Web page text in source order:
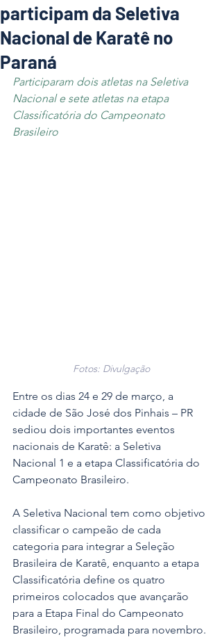
participam da Seletiva
Nacional de Karatê no
Paraná
Participaram dois atletas na Seletiva
Nacional e sete atletas na etapa
Classificatória do Campeonato
Brasileiro
Fotos: Divulgação
Entre os dias 24 e 29 de março, a
cidade de São José dos Pinhais – PR
sediou dois importantes eventos
nacionais de Karatê: a Seletiva
Nacional 1 e a etapa Classificatória do
Campeonato Brasileiro.
A Seletiva Nacional tem como objetivo
classificar o campeão de cada
categoria para integrar a Seleção
Brasileira de Karatê, enquanto a etapa
Classificatória define os quatro
primeiros colocados que avançarão
para a Etapa Final do Campeonato
Brasileiro, programada para novembro.